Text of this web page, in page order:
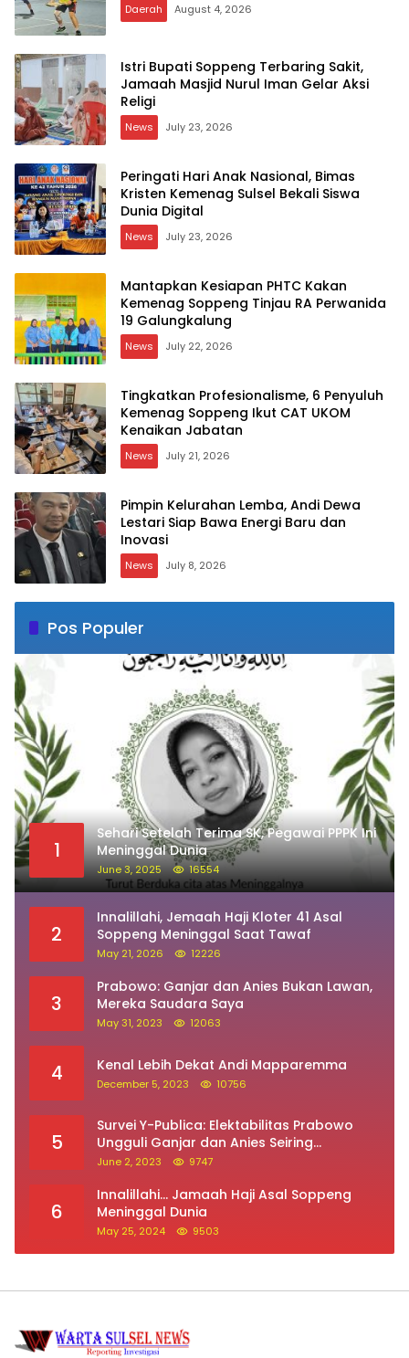
Daerah August 4, 2026
Istri Bupati Soppeng Terbaring Sakit,
Jamaah Masjid Nurul Iman Gelar Aksi
Religi
News July 23, 2026
Peringati Hari Anak Nasional, Bimas
Kristen Kemenag Sulsel Bekali Siswa
Dunia Digital
News July 23, 2026
Mantapkan Kesiapan PHTC Kakan
Kemenag Soppeng Tinjau RA Perwanida
19 Galungkalung
News July 22, 2026
Tingkatkan Profesionalisme, 6 Penyuluh
Kemenag Soppeng Ikut CAT UKOM
Kenaikan Jabatan
News July 21, 2026
Pimpin Kelurahan Lemba, Andi Dewa
Lestari Siap Bawa Energi Baru dan
Inovasi
News July 8, 2026
Pos Populer
1
Sehari Setelah Terima SK, Pegawai PPPK Ini
Meninggal Dunia
June 3, 2025 16554
2
Innalillahi, Jemaah Haji Kloter 41 Asal
Soppeng Meninggal Saat Tawaf
May 21, 2026 12226
3
Prabowo: Ganjar dan Anies Bukan Lawan,
Mereka Saudara Saya
May 31, 2023 12063
4 Kenal Lebih Dekat Andi Mapparemma
December 5, 2023 10756
5
Survei Y-Publica: Elektabilitas Prabowo
Ungguli Ganjar dan Anies Seiring
Kepuasan Terhadap Jokowi Naik
June 2, 2023 9747
6
Innalillahi… Jamaah Haji Asal Soppeng
Meninggal Dunia
May 25, 2024 9503